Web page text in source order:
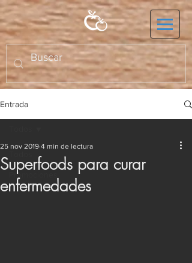
Entrada
Promociones
Superfoods para curar
enfermedades
25 nov 2019 4 min de lectura